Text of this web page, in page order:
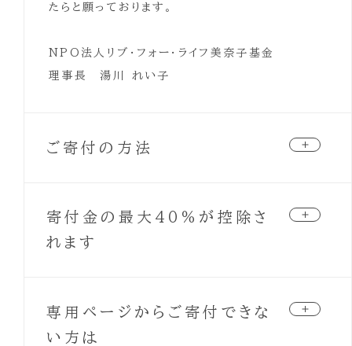
たらと願っております。
NPO法人リブ・フォー・ライフ美奈子基金
理事長 湯川 れい子
ご寄付の方法
ができます。（リンクをクリックすると別サイトへ移
動します）
https://syncable.biz/associate/live-
for-life
寄付金の最大40％が控除さ
れます
都より認定を受けた認定NPO法人の為、いただい
た寄付金・会費は寄付金控除等の対象になります。
専用ページからご寄付できな
い方は